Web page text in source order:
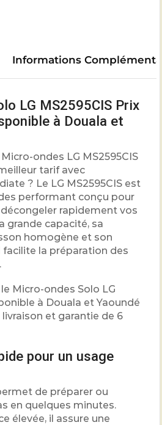
Informations
LG MS2595CIS Prix
à Douala et
ondes LG MS2595CIS
tarif avec
? Le LG MS2595CIS est
performant conçu pour
rapidement vos
grande capacité, sa
homogène et son
la préparation des
Micro-ondes Solo LG
à Douala et Yaoundé
et garantie de 6
pour un usage
de préparer ou
en quelques minutes.
élevée, il assure une